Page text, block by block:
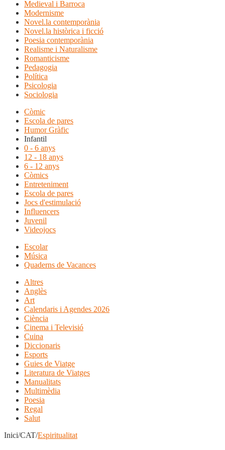
Medieval i Barroca
Modernisme
Novel.la contemporània
Novel.la històrica i ficció
Poesia contemporània
Realisme i Naturalisme
Romanticisme
Pedagogia
Política
Psicologia
Sociologia
Còmic
Escola de pares
Humor Gràfic
Infantil
0 - 6 anys
12 - 18 anys
6 - 12 anys
Còmics
Entreteniment
Escola de pares
Jocs d'estimulació
Influencers
Juvenil
Videojocs
Escolar
Música
Quaderns de Vacances
Altres
Anglès
Art
Calendaris i Agendes 2026
Ciència
Cinema i Televisió
Cuina
Diccionaris
Esports
Guies de Viatge
Literatura de Viatges
Manualitats
Multimèdia
Poesia
Regal
Salut
Inici/CAT/Espiritualitat